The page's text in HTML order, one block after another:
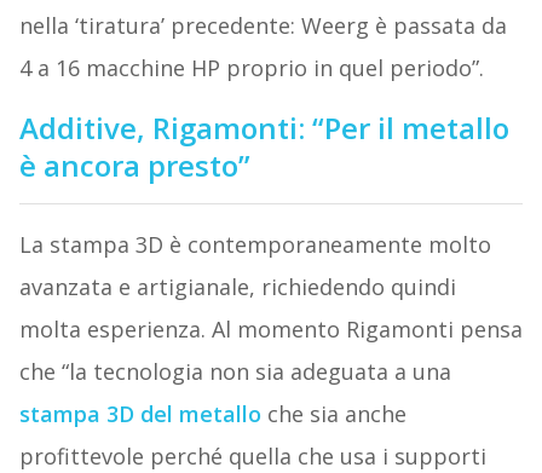
nella ‘tiratura’ precedente: Weerg è passata da
4 a 16 macchine HP proprio in quel periodo”.
Additive, Rigamonti: “Per il metallo
è ancora presto”
La stampa 3D è contemporaneamente molto
avanzata e artigianale, richiedendo quindi
molta esperienza. Al momento Rigamonti pensa
che “la tecnologia non sia adeguata a una
stampa 3D del metallo che sia anche
profittevole perché quella che usa i supporti